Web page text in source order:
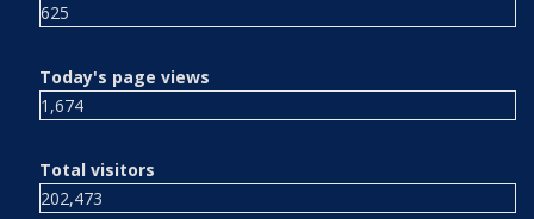
625
Today's page views
1,674
Total visitors
202,473